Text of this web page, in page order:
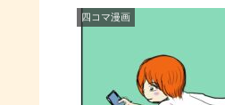
四コマ漫画